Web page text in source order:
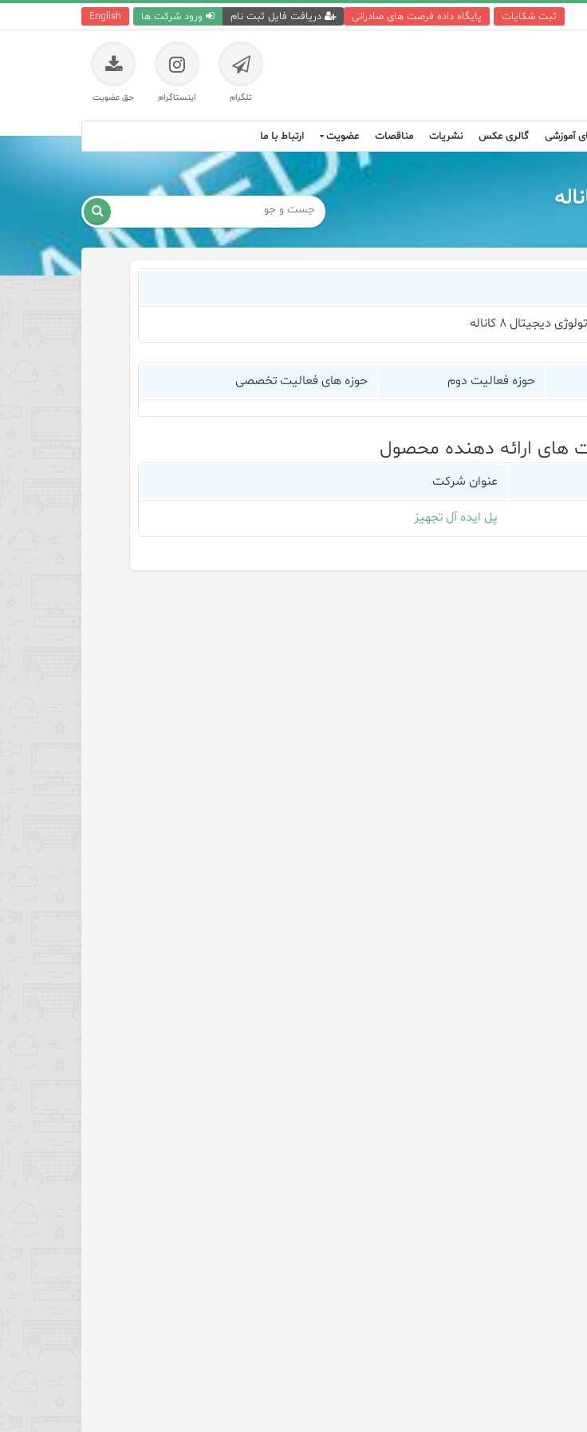
English ورود شرکت ها دریافت فایل ثبت نام پایگاه داده فرصت های صادراتی ثبت شکایات
تلگرام اینستاگرام حق عضویت
آموزشی گالری عکس نشریات مناقصات عضویت ارتباط با ما

دیجیتال ۸ کاناله
حوزه فعالیت دوم حوزه های فعالیت تخصصی
ارائه دهنده محصول
عنوان شرکت
پل ایده آل تجهیز